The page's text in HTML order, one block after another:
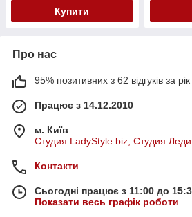
Купити
Про нас
95% позитивних з 62 відгуків за рік
Працює з 14.12.2010
м. Київ
Студия LadyStyle.biz, Студия Леди
Контакти
Сьогодні працює з 11:00 до
Показати весь графік роботи